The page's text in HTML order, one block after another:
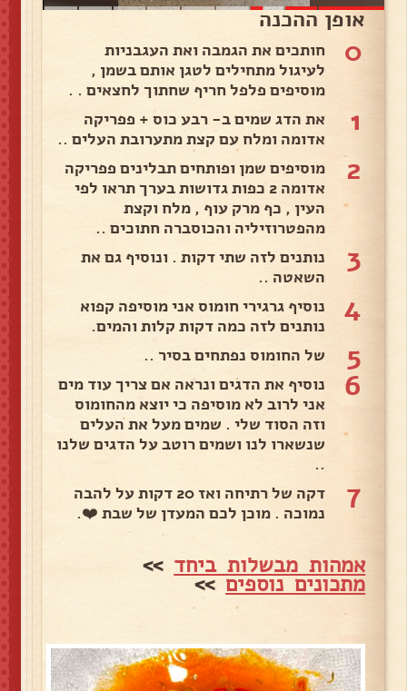
אופן ההכנה
0
חותכים את הגמבה ואת העגבניות
לעיגול מתחילים לטגן אותם בשמן ,
מוסיפים פלפל חריף שחתוך לחצאים . .
1
את הדג שמים ב- רבע כוס + פפריקה
אדומה ומלח עם קצת מתערובת העלים ..
2
מוסיפים שמן ופותחים תבלינים פפריקה
אדומה 2 כפות גדושות בערך תראו לפי
העין , כף מרק עוף , מלח וקצת
מהפטרוזיליה והכוסברה חתוכים ..
3
נותנים לזה שתי דקות . ונוסיף גם את
השאטה ..
4
נוסיף גרגירי חומוס אני מוסיפה קפוא
נותנים לזה כמה דקות קלות והמים.
5 של החומוס נפתחים בסיר ..
6
נוסיף את הדגים ונראה אם צריך עוד מים
אני לרוב לא מוסיפה כי יוצא מהחומוס
וזה הסוד שלי . שמים מעל את העלים
שנשארו לנו ושמים רוטב על הדגים שלנו
..
7
דקה של רתיחה ואז 20 דקות על להבה
נמוכה . מוכן לכם המעדן של שבת ❤️.
אמהות מבשלות ביחד >>
מתכונים נוספים>>